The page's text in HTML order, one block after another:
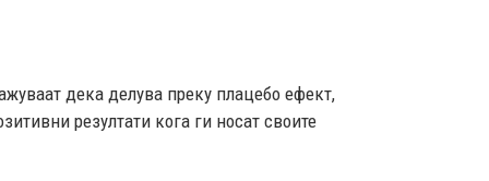
дека делува преку плацебо ефект,
резултати кога ги носат своите